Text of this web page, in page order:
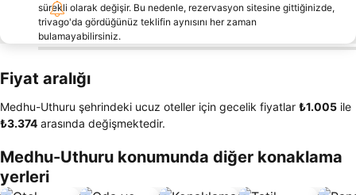
sürekli olarak değişir. Bu nedenle, rezervasyon sitesine gittiğinizde,
trivago'da gördüğünüz teklifin aynısını her zaman
bulamayabilirsiniz.
Fiyat aralığı
Medhu-Uthuru şehrindeki ucuz oteller için gecelik fiyatlar ‎₺1.005 ile
‎₺3.374 arasında değişmektedir.
Medhu-Uthuru konumunda diğer konaklama
yerleri